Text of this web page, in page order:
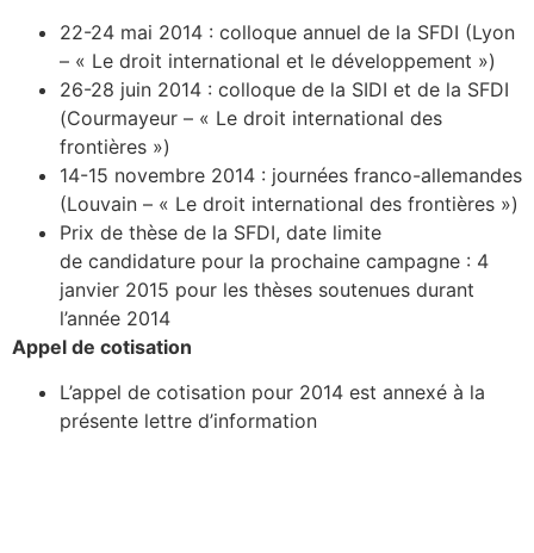
22-24 mai 2014 : colloque annuel de la SFDI (Lyon
– « Le droit international et le développement »)
26-28 juin 2014 : colloque de la SIDI et de la SFDI
(Courmayeur – « Le droit international des
frontières »)
14-15 novembre 2014 : journées franco-allemandes
(Louvain – « Le droit international des frontières »)
Prix de thèse de la SFDI, date limite
de candidature pour la prochaine campagne : 4
janvier 2015 pour les thèses soutenues durant
l’année 2014
Appel de cotisation
L’appel de cotisation pour 2014 est annexé à la
présente lettre d’information